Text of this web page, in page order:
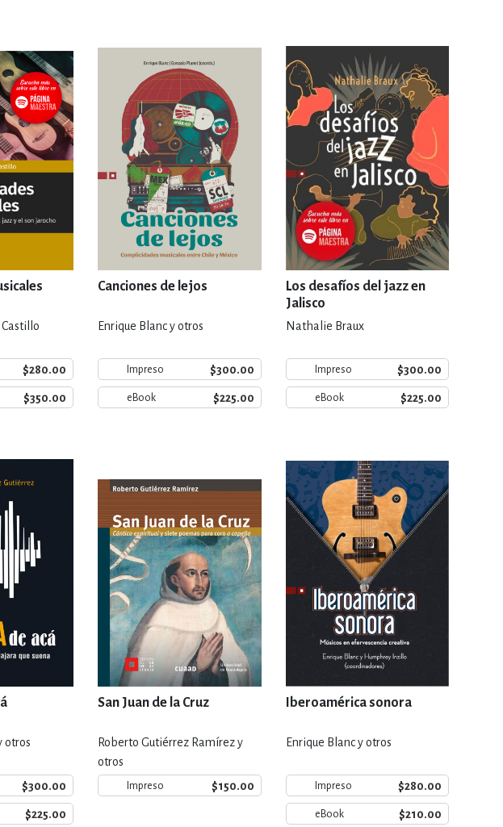
$280.00
$350.00
Canciones de lejos
Enrique Blanc y otros
Impreso $300.00
eBook $225.00
Los desafíos del jazz en
Jalisco
Nathalie Braux
Impreso $300.00
eBook $225.00
otros
$300.00
$225.00
San Juan de la Cruz
Roberto Gutiérrez Ramírez y
otros
Impreso $150.00
Iberoamérica sonora
Enrique Blanc y otros
Impreso $280.00
eBook $210.00